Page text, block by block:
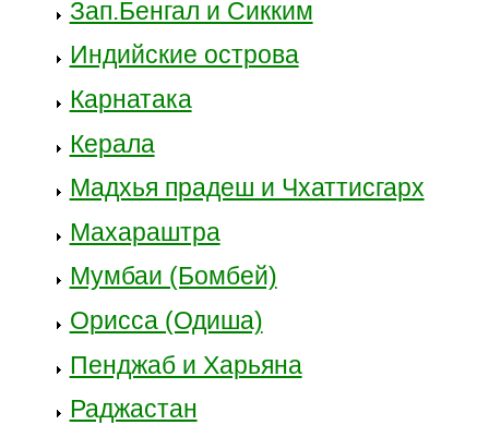
Зап.Бенгал и Сикким
Индийские острова
Карнатака
Керала
Мадхья прадеш и Чхаттисгарх
Махараштра
Мумбаи (Бомбей)
Орисса (Одиша)
Пенджаб и Харьяна
Раджастан